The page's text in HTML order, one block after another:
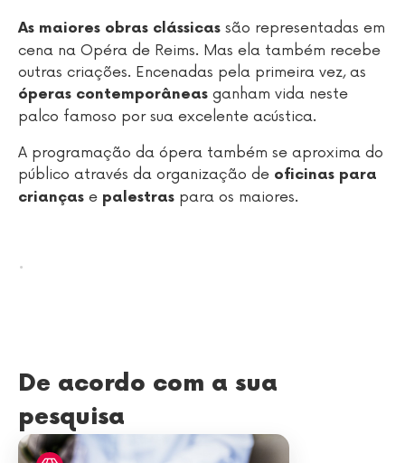
As maiores obras clássicas são representadas em
cena na Opéra de Reims. Mas ela também recebe
outras criações. Encenadas pela primeira vez, as
óperas contemporâneas ganham vida neste
palco famoso por sua excelente acústica.
A programação da ópera também se aproxima do
público através da organização de oficinas para
crianças e palestras para os maiores.
.
De acordo com a sua
pesquisa